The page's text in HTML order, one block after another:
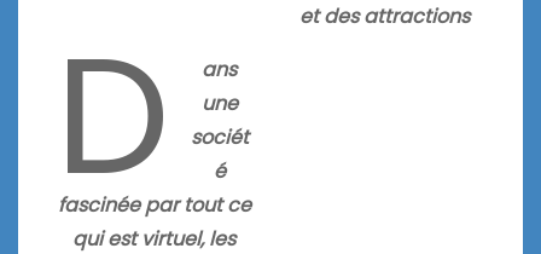
et des attractions
D
ans
une
sociét
é
fascinée par tout ce
qui est virtuel, les